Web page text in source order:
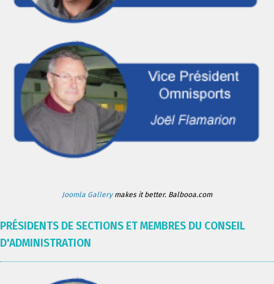
Joomla Gallerymakes it better. Balbooa.com
PRÉSIDENTS DE SECTIONS ET MEMBRES DU CONSEIL
D'ADMINISTRATION